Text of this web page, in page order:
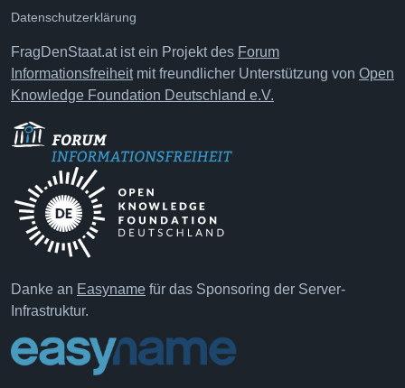
Datenschutzerklärung
FragDenStaat.at ist ein Projekt des Forum
Informationsfreiheitmit freundlicher Unterstützung von Open
Knowledge Foundation Deutschland e.V.
Danke an Easyname für das Sponsoring der Server-
Infrastruktur.